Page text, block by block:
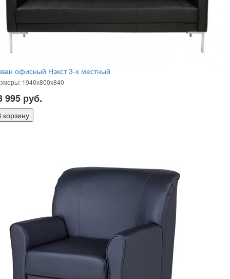
офисный Нэкст 3-х местный
1940х800х840
995 руб.